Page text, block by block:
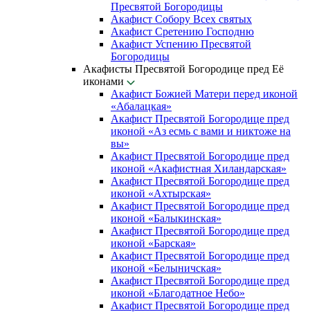
Пресвятой Богородицы
Акафист Собору Всех святых
Акафист Сретению Господню
Акафист Успению Пресвятой
Богородицы
Акафисты Пресвятой Богородице пред Её
иконами
Акафист Божией Матери перед иконой
«Абалацкая»
Акафист Пресвятой Богородице пред
иконой «Аз есмь с вами и никтоже на
вы»
Акафист Пресвятой Богородице пред
иконой «Акафистная Хиландарская»
Акафист Пресвятой Богородице пред
иконой «Ахтырская»
Акафист Пресвятой Богородице пред
иконой «Балыкинская»
Акафист Пресвятой Богородице пред
иконой «Барская»
Акафист Пресвятой Богородице пред
иконой «Белыничская»
Акафист Пресвятой Богородице пред
иконой «Благодатное Небо»
Акафист Пресвятой Богородице пред